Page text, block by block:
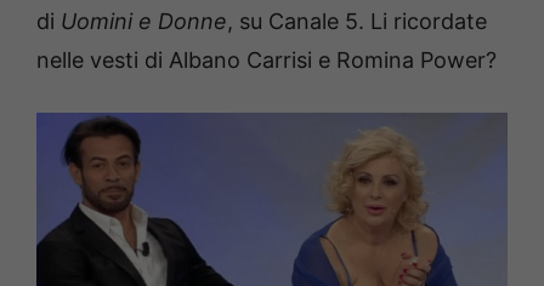
di Uomini e Donne, su Canale 5. Li ricordate
nelle vesti di Albano Carrisi e Romina Power?